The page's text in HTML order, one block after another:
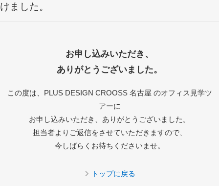
けました。
お申し込みいただき、
ありがとうございました。
この度は、PLUS DESIGN CROOSS 名古屋 のオフィス見学ツ
アーに
お申し込みいただき、ありがとうございました。
担当者よりご返信をさせていただきますので、
今しばらくお待ちくださいませ。
トップに戻る